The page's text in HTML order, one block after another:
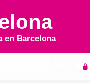
en Barcelona